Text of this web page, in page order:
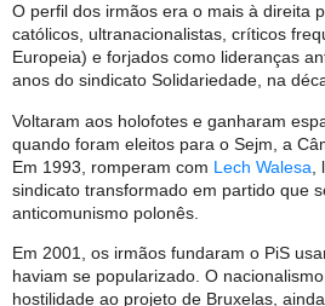
O perfil dos irmãos era o mais à direita
católicos, ultranacionalistas, críticos
Europeia) e forjados como lideranças
anos do sindicato Solidariedade, na
Voltaram aos holofotes e ganharam
quando foram eleitos para o Sejm, a
Em 1993, romperam com Lech Walesa
sindicato transformado em partido que
anticomunismo polonês.
Em 2001, os irmãos fundaram o PiS
haviam se popularizado. O
hostilidade ao projeto de Bruxelas,